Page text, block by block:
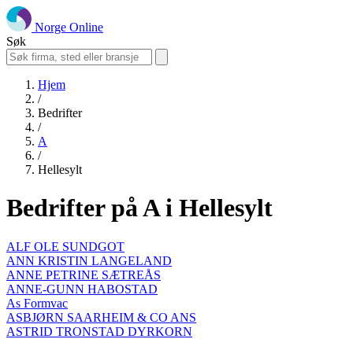
Norge Online
Søk
Hjem
/
Bedrifter
/
A
/
Hellesylt
Bedrifter på A i Hellesylt
ALF OLE SUNDGOT
ANN KRISTIN LANGELAND
ANNE PETRINE SÆTREÅS
ANNE-GUNN HABOSTAD
As Formvac
ASBJØRN SAARHEIM & CO ANS
ASTRID TRONSTAD DYRKORN